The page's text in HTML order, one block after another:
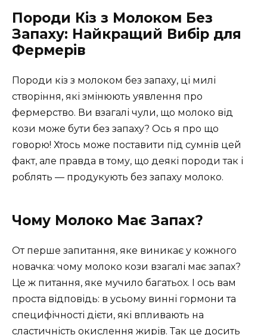
Породи Кіз з Молоком Без
Запаху: Найкращий Вибір для
Фермерів
Породи кіз з молоком без запаху, ці милі
створіння, які змінюють уявлення про
фермерство. Ви взагалі чули, що молоко від
кози може бути без запаху? Ось я про що
говорю! Хтось може поставити під сумнів цей
факт, але правда в тому, що деякі породи так і
роблять — продукують без запаху молоко.
Чому Молоко Має Запах?
От перше запитання, яке виникає у кожного
новачка: чому молоко кози взагалі має запах?
Це ж питання, яке мучило багатьох. І ось вам
проста відповідь: в усьому винні гормони та
специфічності дієти, які впливають на
сластичність окислення жирів. Так це досить